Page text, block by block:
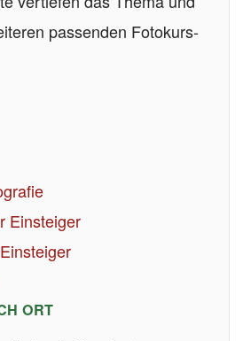
passenden Fotokurs-
Einsteiger
ORT